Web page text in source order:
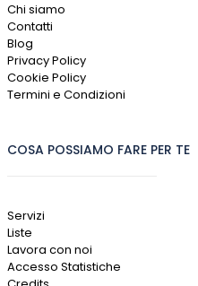
Chi siamo
Contatti
Blog
Privacy Policy
Cookie Policy
Termini e Condizioni
COSA POSSIAMO FARE PER TE
Servizi
Liste
Lavora con noi
Accesso Statistiche